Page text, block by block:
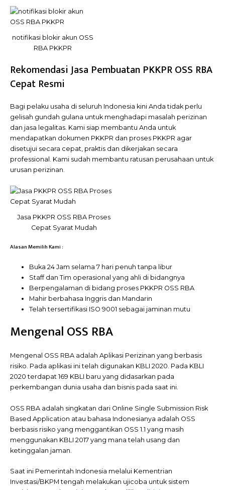
notifikasi blokir akun OSS
RBA PKKPR
Rekomendasi Jasa Pembuatan PKKPR OSS RBA
Cepat Resmi
Bagi pelaku usaha di seluruh Indonesia kini Anda tidak perlu
gelisah gundah gulana untuk menghadapi masalah perizinan
dan jasa legalitas. Kami siap membantu Anda untuk
mendapatkan dokumen PKKPR dan proses PKKPR agar
disetujui secara cepat, praktis dan dikerjakan secara
professional. Kami sudah membantu ratusan perusahaan untuk
urusan perizinan.
Jasa PKKPR OSS RBA Proses
Cepat Syarat Mudah
Alasan Memilih Kami :
Buka 24 Jam selama 7 hari penuh tanpa libur
Staff dan Tim operasional yang ahli di bidangnya
Berpengalaman di bidang proses PKKPR OSS RBA
Mahir berbahasa Inggris dan Mandarin
Telah tersertifikasi ISO 9001 sebagai jaminan mutu
Mengenal OSS RBA
Mengenal OSS RBA adalah Aplikasi Perizinan yang berbasis
risiko. Pada aplikasi ini telah digunakan KBLI 2020. Pada KBLI
2020 terdapat 169 KBLI baru yang didasarkan pada
perkembangan dunia usaha dan bisnis pada saat ini.
OSS RBA adalah singkatan dari Online Single Submission Risk
Based Application atau bahasa Indonesianya adalah OSS
berbasis risiko yang menggantikan OSS 1.1 yang masih
menggunakan KBLI 2017 yang mana telah usang dan
ketinggalan jaman.
Saat ini Pemerintah Indonesia melalui Kementrian
Investasi/BKPM tengah melakukan ujicoba untuk sistem